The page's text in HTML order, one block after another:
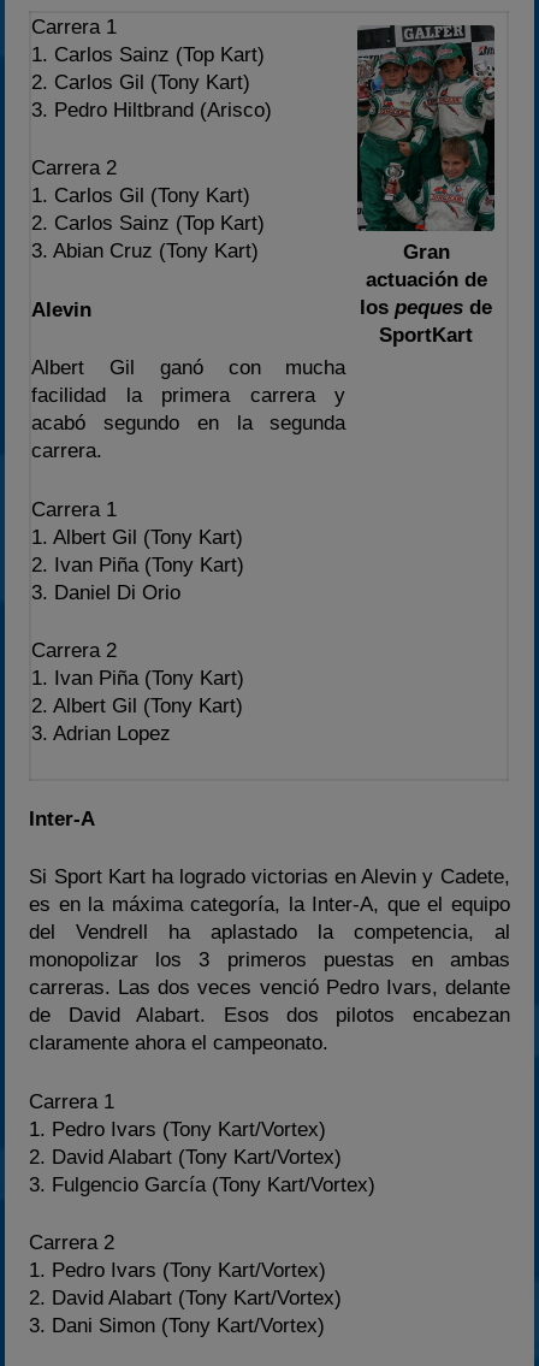
Carrera 1
1. Carlos Sainz (Top Kart)
2. Carlos Gil (Tony Kart)
3. Pedro Hiltbrand (Arisco)
Carrera 2
1. Carlos Gil (Tony Kart)
2. Carlos Sainz (Top Kart)
3. Abian Cruz (Tony Kart)
Alevin
Albert Gil ganó con mucha
facilidad la primera carrera y
acabó segundo en la segunda
carrera.
Carrera 1
1. Albert Gil (Tony Kart)
2. Ivan Piña (Tony Kart)
3. Daniel Di Orio
Carrera 2
1. Ivan Piña (Tony Kart)
2. Albert Gil (Tony Kart)
3. Adrian Lopez
Gran
actuación de
lospeques de
SportKart
Inter-A
Si Sport Kart ha logrado victorias en Alevin y Cadete,
es en la máxima categoría, la Inter-A, que el equipo
del Vendrell ha aplastado la competencia, al
monopolizar los 3 primeros puestas en ambas
carreras. Las dos veces venció Pedro Ivars, delante
de David Alabart. Esos dos pilotos encabezan
claramente ahora el campeonato.
Carrera 1
1. Pedro Ivars (Tony Kart/Vortex)
2. David Alabart (Tony Kart/Vortex)
3. Fulgencio García (Tony Kart/Vortex)
Carrera 2
1. Pedro Ivars (Tony Kart/Vortex)
2. David Alabart (Tony Kart/Vortex)
3. Dani Simon (Tony Kart/Vortex)